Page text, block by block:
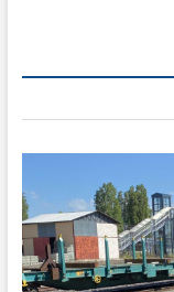
i
g
a
t
i
o
а
я
: